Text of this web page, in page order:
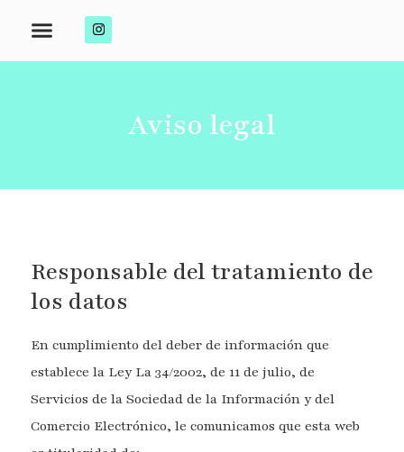
Aviso legal
Responsable del tratamiento de
los datos
En cumplimiento del deber de información que
establece la Ley La 34/2002, de 11 de julio, de
Servicios de la Sociedad de la Información y del
Comercio Electrónico, le comunicamos que esta web